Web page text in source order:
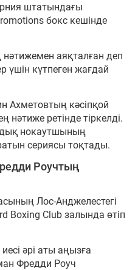
штатындағы
бокс кешінде
нәтижемен аяқталған деп
үшін күтпеген жағдай
Ахметовтың кәсіпқой
ретінде тіркелді.
нокаутшының
сериясы тоқтады.
Роучтың
Лос-Анджелестегі
Boxing Club залында өтіп
әрі аты аңызға
Фредди Роуч